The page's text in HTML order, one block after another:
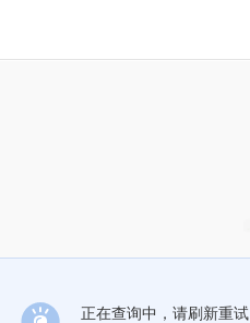
正在查询中，请刷新重试